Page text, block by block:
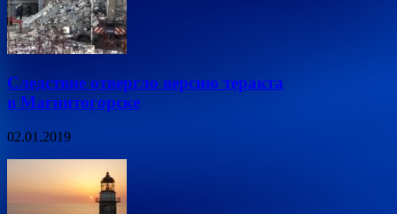
Следствие отвергло версию теракта
в Магнитогорске
02.01.2019